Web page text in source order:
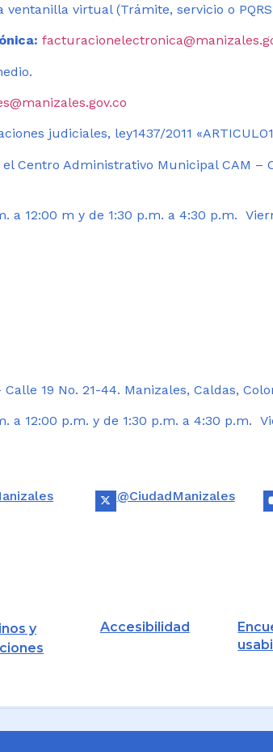
virtual (Trámite, servicio o
judiciales, ley1437/2011
Centro Administrativo Municipal CAM –
a 12:00 m y de 1:30 p.m. a 4:30 p.m.
19 No. 21-44. Manizales, Caldas,
a 12:00 p.m. y de 1:30 p.m. a 4:30 p.m.
@CiudadManizales
y
Accesibilidad